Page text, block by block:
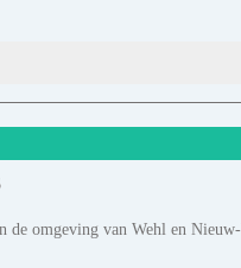
de omgeving van Wehl en